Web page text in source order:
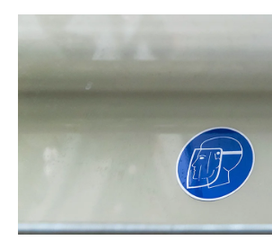
Warmte en koeling
Koeling en warmte zijn verbonden met
warmte is voor het ene proces, is
andere. Bekijk voorbeelden van de
duurzame oplossingen van Evides
Ontdek warmte en koeling